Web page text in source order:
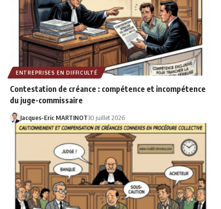
ENTREPRISES EN DIFFICULTÉ
Contestation de créance : compétence et incompétence
du juge-commissaire
Jacques-Eric MARTINOT30 juillet 2026